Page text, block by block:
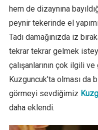
hem de dizaynına
peynir tekerinde el
Tadı damağınızda iz
tekrar tekrar gelmek
çalışanlarının çok ilgili
Kuzguncuk’ta olması da
görmeyi sevdiğimiz
daha eklendi.